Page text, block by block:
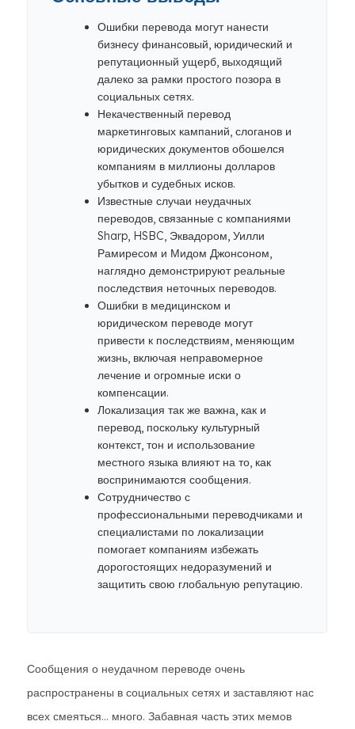
Ошибки перевода могут нанести
бизнесу финансовый, юридический и
репутационный ущерб, выходящий
далеко за рамки простого позора в
социальных сетях.
Некачественный перевод
маркетинговых кампаний, слоганов и
юридических документов обошелся
компаниям в миллионы долларов
убытков и судебных исков.
Известные случаи неудачных
переводов, связанные с компаниями
Sharp, HSBC, Эквадором, Уилли
Рамиресом и Мидом Джонсоном,
наглядно демонстрируют реальные
последствия неточных переводов.
Ошибки в медицинском и
юридическом переводе могут
привести к последствиям, меняющим
жизнь, включая неправомерное
лечение и огромные иски о
компенсации.
Локализация так же важна, как и
перевод, поскольку культурный
контекст, тон и использование
местного языка влияют на то, как
воспринимаются сообщения.
Сотрудничество с
профессиональными переводчиками и
специалистами по локализации
помогает компаниям избежать
дорогостоящих недоразумений и
защитить свою глобальную репутацию.
Сообщения о неудачном переводе очень
распространены в социальных сетях и заставляют нас
всех смеяться... много. Забавная часть этих мемов